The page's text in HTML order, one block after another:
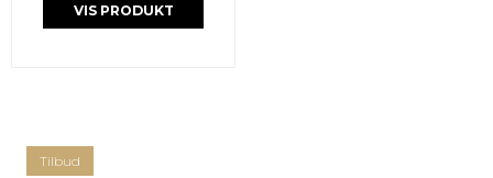
VIS PRODUKT
Tilbud